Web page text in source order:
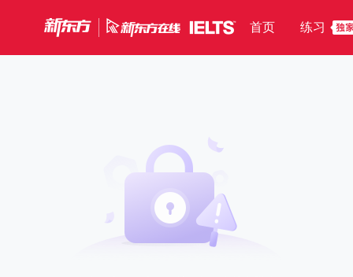
首页 练习